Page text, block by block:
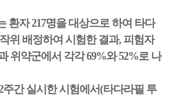
환자 217명을 대상으로 하여 타다
위 배정하여 시험한 결과, 피험자
위약군에서 각각 69%와 52%로 나
주간 실시한 시험에서(타다라필 투